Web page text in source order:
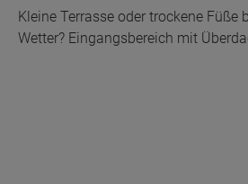
Kleine Terrasse oder trockene Füße
Wetter? Eingangsbereich mit